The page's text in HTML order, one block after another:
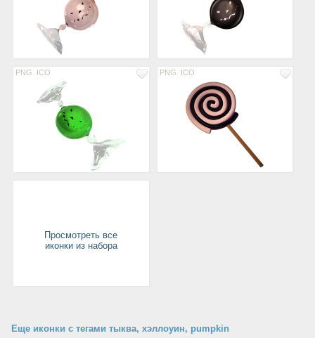
PNG ICO PNG ICO
Просмотреть все
иконки из набора
Еще иконки с тегами тыква, хэллоуин, pumpkin